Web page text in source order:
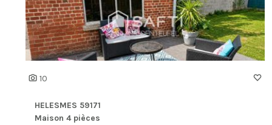
10
HELESMES 59171
Maison 4 pièces